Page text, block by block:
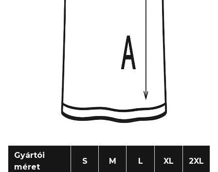
Gyártói
méret
S M L XL 2XL